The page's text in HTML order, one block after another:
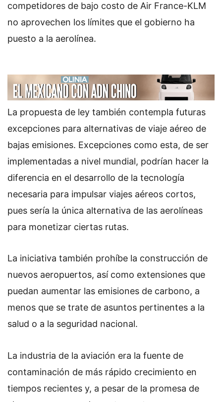
competidores de bajo costo de Air France-KLM
no aprovechen los límites que el gobierno ha
puesto a la aerolínea.
La propuesta de ley también contempla futuras
excepciones para alternativas de viaje aéreo de
bajas emisiones. Excepciones como esta, de ser
implementadas a nivel mundial, podrían hacer la
diferencia en el desarrollo de la tecnología
necesaria para impulsar viajes aéreos cortos,
pues sería la única alternativa de las aerolíneas
para monetizar ciertas rutas.
La iniciativa también prohíbe la construcción de
nuevos aeropuertos, así como extensiones que
puedan aumentar las emisiones de carbono, a
menos que se trate de asuntos pertinentes a la
salud o a la seguridad nacional.
La industria de la aviación era la fuente de
contaminación de más rápido crecimiento en
tiempos recientes y, a pesar de la promesa de